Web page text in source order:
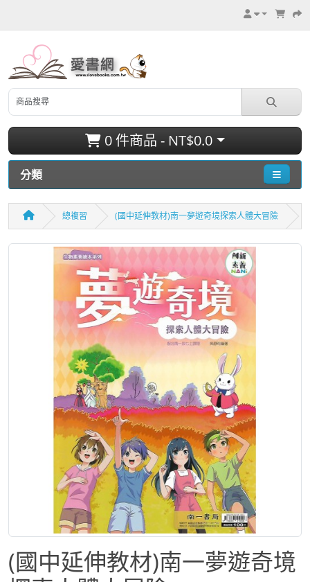
0 件商品 - NT$0.0
分類
總複習 (國中延伸教材)南一夢遊奇境探索人體大冒險
(國中延伸教材)南一夢遊奇境